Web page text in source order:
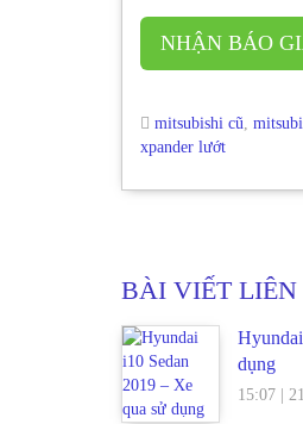
NHẬN BÁO
mitsubishi cũ,
xpander lướt
BÀI VIẾT
dụng
15:07|